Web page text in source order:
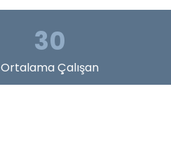
30
Ortalama Çalışan